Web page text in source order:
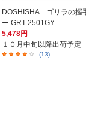
DOSHISHA ゴリラの握
ー GRT-2501GY
5,478円
１０月中旬以降出荷予定
(13)